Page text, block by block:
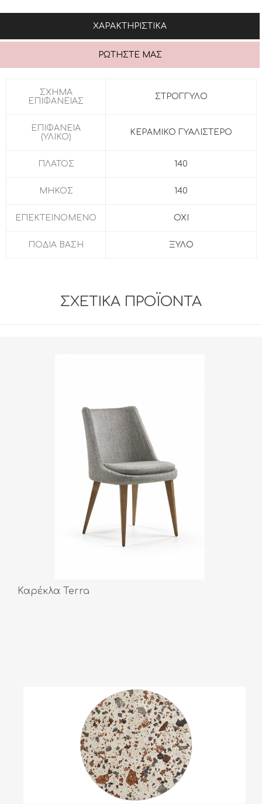
ΧΑΡΑΚΤΗΡΙΣΤΙΚΆ
ΡΩΤΉΣΤΕ ΜΑΣ
ΣΧΗΜΑ
ΕΠΙΦΑΝΕΙΑΣ
ΣΤΡΟΓΓΥΛΟ
ΕΠΙΦΑΝΕΙΑ
(ΥΛΙΚΟ)
ΚΕΡΑΜΙΚΟ ΓΥΑΛΙΣΤΕΡΟ
ΠΛΑΤΟΣ 140
ΜΗΚΟΣ 140
ΕΠΕΚΤΕΙΝΟΜΕΝΟ ΟΧΙ
ΠΟΔΙΑ ΒΑΣΗ ΞΥΛΟ
ΣΧΕΤΙΚΆ ΠΡΟΪΌΝΤΑ
Καρέκλα Terra